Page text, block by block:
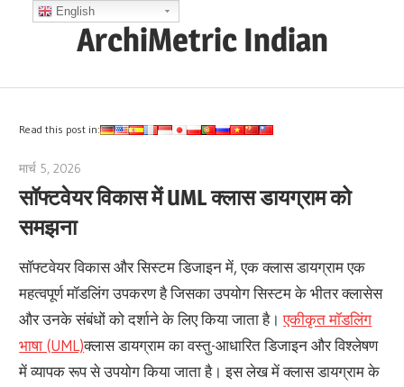
ArchiMetric Indian
Ops,
Agile
and
More
Read this post in:
मार्च 5, 2026
सॉफ्टवेयर विकास में UML क्लास डायग्राम को
समझना
सॉफ्टवेयर विकास और सिस्टम डिजाइन में, एक क्लास डायग्राम एक
महत्वपूर्ण मॉडलिंग उपकरण है जिसका उपयोग सिस्टम के भीतर क्लासेस
और उनके संबंधों को दर्शाने के लिए किया जाता है।एकीकृत मॉडलिंग
भाषा (UML)क्लास डायग्राम का वस्तु-आधारित डिजाइन और विश्लेषण
में व्यापक रूप से उपयोग किया जाता है। इस लेख में क्लास डायग्राम के
English